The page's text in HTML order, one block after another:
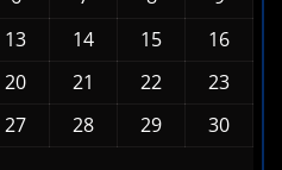
6 7 8
9
13 14 15
16
20 21 22
23
27 28 29
30